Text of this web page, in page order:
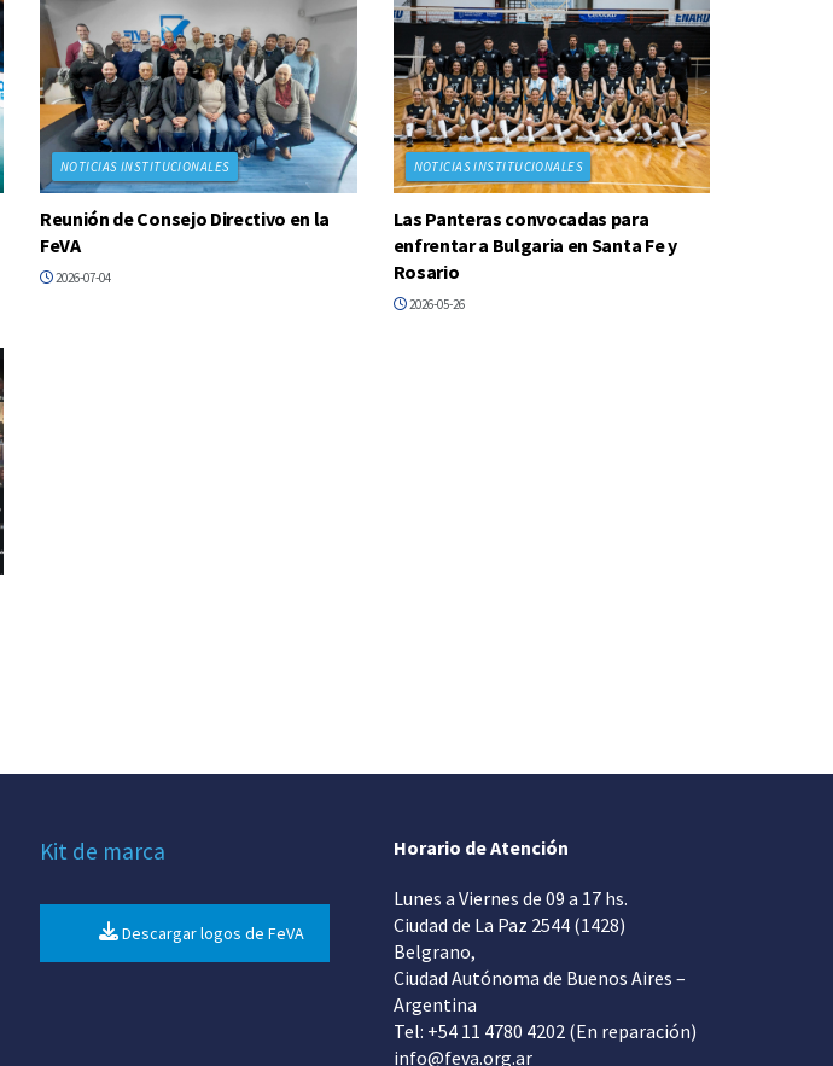
NOTICIAS INSTITUCIONALES
Reunión de Consejo Directivo en la
FeVA
2026-07-04
NOTICIAS INSTITUCIONALES
Las Panteras convocadas para
enfrentar a Bulgaria en Santa Fe y
Rosario
2026-05-26
Kit de marca
Descargar logos de FeVA
Horario de Atención
Lunes a Viernes de 09 a 17 hs.
Ciudad de La Paz 2544 (1428)
Belgrano,
Ciudad Autónoma de Buenos Aires –
Argentina
Tel: +54 11 4780 4202 (En reparación)
info@feva.org.ar